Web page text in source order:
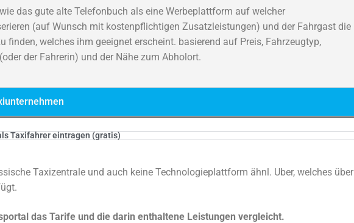
das gute alte Telefonbuch als eine Werbeplattform auf welcher
(auf Wunsch mit kostenpflichtigen Zusatzleistungen) und der Fahrgast die
finden, welches ihm geeignet erscheint. basierend auf Preis, Fahrzeugtyp,
der Fahrerin) und der Nähe zum Abholort.
Taxifahrer eintragen (gratis)
Taxizentrale und auch keine Technologieplattform ähnl. Uber, welches über
das Tarife und die darin enthaltene Leistungen vergleicht.